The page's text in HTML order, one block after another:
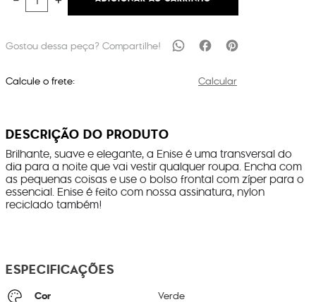
Calcule o frete: Calcular
DESCRIÇÃO DO PRODUTO
Brilhante, suave e elegante, a Enise é uma transversal do
dia para a noite que vai vestir qualquer roupa. Encha com
as pequenas coisas e use o bolso frontal com zíper para o
essencial. Enise é feito com nossa assinatura, nylon
reciclado também!
ESPECIFICAÇÕES
Cor Verde